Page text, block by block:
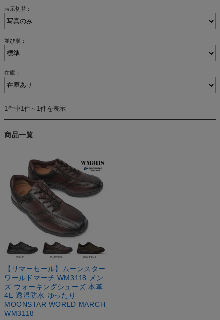
表示切替：
並び順：
在庫：
1件中1件～1件を表示
商品一覧
【サマーセール】ムーンスター
ワールドマーチ WM3118 メン
ズ ウォーキングシューズ 本革
4E 透湿防水 ゆったり
MOONSTAR WORLD MARCH
WM3118